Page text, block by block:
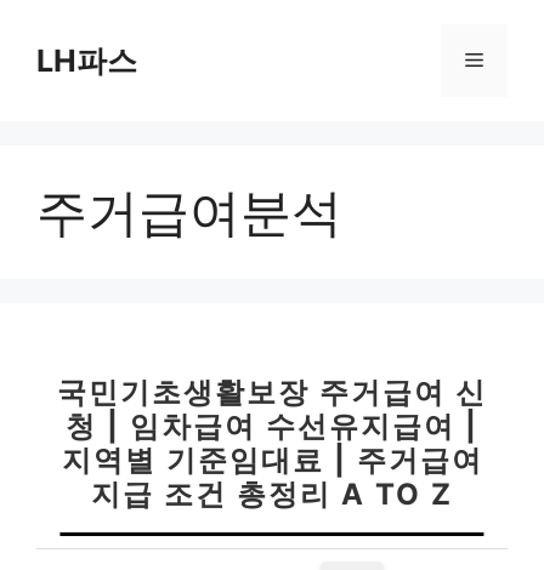
LH파스 메
주거급여분석
국민기초생활보장 주거급여 신
청 | 임차급여 수선유지급여 |
지역별 기준임대료 | 주거급여
지급 조건 총정리 A TO Z